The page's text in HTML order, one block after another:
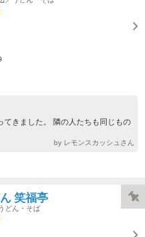
てきました。 隣の人たちも同じもの
by レモンスカッシュさん
笑福亭
どん・そば